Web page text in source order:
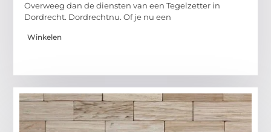
Overweeg dan de diensten van een Tegelzetter in
Dordrecht. Dordrechtnu. Of je nu een
Winkelen